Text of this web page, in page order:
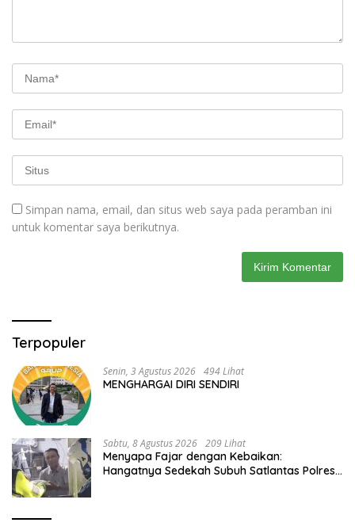
Simpan nama, email, dan situs web saya pada peramban ini
untuk komentar saya berikutnya.
Terpopuler
Senin, 3 Agustus 2026 494 Lihat
MENGHARGAI DIRI SENDIRI
Sabtu, 8 Agustus 2026 209 Lihat
Menyapa Fajar dengan Kebaikan:
Hangatnya Sedekah Subuh Satlantas Polres